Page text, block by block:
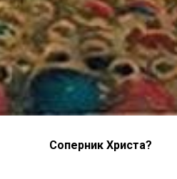
Соперник Христа?